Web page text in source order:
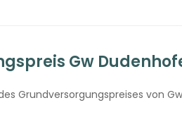
Gw
Grundversorgungspreises von